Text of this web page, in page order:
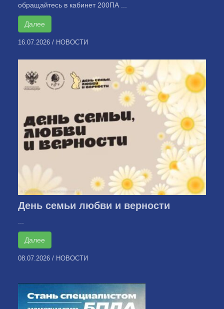
обращайтесь в кабинет 200ПА ...
Далее
16.07.2026 / НОВОСТИ
День семьи любви и верности
Далее
08.07.2026 / НОВОСТИ